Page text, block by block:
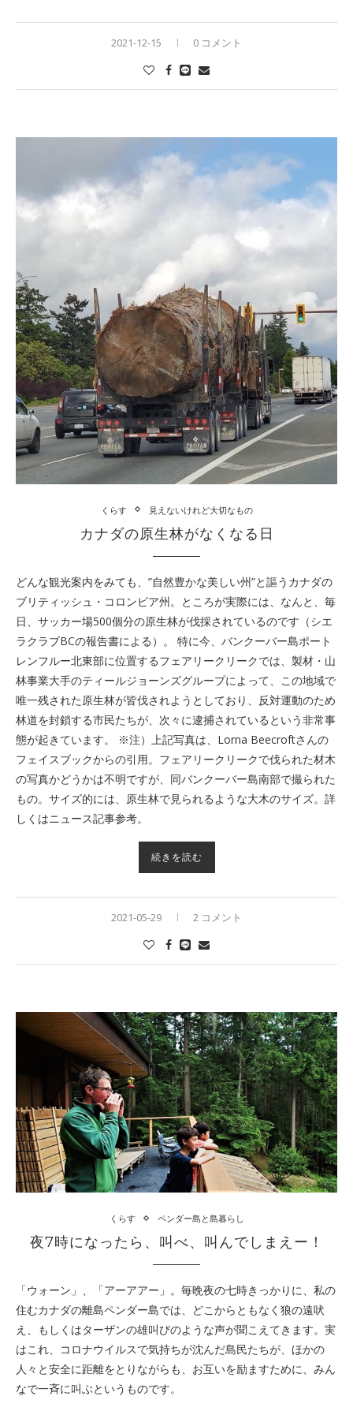
2021-12-15 0 コメント
くらす 見えないけれど大切なもの
カナダの原生林がなくなる日
どんな観光案内をみても、”自然豊かな美しい州”と謳うカナダの
ブリティッシュ・コロンビア州。ところが実際には、なんと、毎
日、サッカー場500個分の原生林が伐採されているのです（シエ
ラクラブBCの報告書による）。 特に今、バンクーバー島ポート
レンフルー北東部に位置するフェアリークリークでは、製材・山
林事業大手のティールジョーンズグループによって、この地域で
唯一残された原生林が皆伐されようとしており、反対運動のため
林道を封鎖する市民たちが、次々に逮捕されているという非常事
態が起きています。 ※注）上記写真は、Lorna Beecroftさんの
フェイスブックからの引用。フェアリークリークで伐られた材木
の写真かどうかは不明ですが、同バンクーバー島南部で撮られた
もの。サイズ的には、原生林で見られるような大木のサイズ。詳
しくはニュース記事参考。
続きを読む
2021-05-29 2 コメント
くらす ペンダー島と島暮らし
夜7時になったら、叫べ、叫んでしまえー！
「ウォーン」、「アーアアー」。毎晩夜の七時きっかりに、私の
住むカナダの離島ペンダー島では、どこからともなく狼の遠吠
え、もしくはターザンの雄叫びのような声が聞こえてきます。実
はこれ、コロナウイルスで気持ちが沈んだ島民たちが、ほかの
人々と安全に距離をとりながらも、お互いを励ますために、みん
なで一斉に叫ぶというものです。